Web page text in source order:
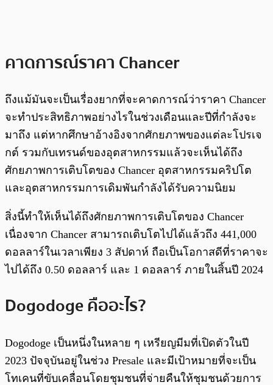
คาดการณ์ราคา Chancer
ถึงแม้มันจะเป็นเรื่องยากที่จะคาดการณ์ว่าราคา Chancer
จะทำประสิทธิภาพอย่างไรในช่วงเดือนและปีที่กำลังจะ
มาถึง แต่หากศึกษาอ้างอิงจากศักยภาพของแต่ละโปรเจ
กต์ รวมกับเทรนด์ของอุตสาหกรรมแล้วจะเห็นได้ถึง
ศักยภาพการเติบโตของ Chancer อุตสาหกรรมคริปโต
และอุตสาหกรรมการเดิมพันกำลังได้รับความนิยม
สิ่งนี้ทำให้เห็นได้ถึงศักยภาพการเติบโตของ Chancer
เนื่องจาก Chancer สามารถเติบโตไปได้แล้วถึง 441,000
ดอลลาร์ในเวลาเพียง 3 สัปดาห์ ถือเป็นโอกาสดีที่ราคาจะ
ไปได้ถึง 0.50 ดอลลาร์ และ 1 ดอลลาร์ ภายในสิ้นปี 2024
Dogodoge คืออะไร?
Dogodoge เป็นหนึ่งในหลาย ๆ เหรียญมีมที่เปิดตัวในปี
2023 ปัจจุบันอยู่ในช่วง Presale และมีเป้าหมายที่จะเป็น
โทเคนที่ขับเคลื่อนโดยชุมชนที่จ่ายคืนให้ชุมชนด้วยการ